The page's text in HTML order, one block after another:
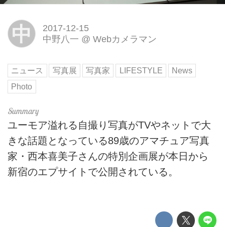
中
2017-12-15
中野八一 @ Webカメラマン
ニュース 写真展 写真家 LIFESTYLE
News
Photo
ユーモア溢れる自撮り写真がTVやネットで大
きな話題となっている89歳のアマチュア写真
家・西本喜美子さんの特別企画展が本日から
新宿のエプサイトで公開されている。